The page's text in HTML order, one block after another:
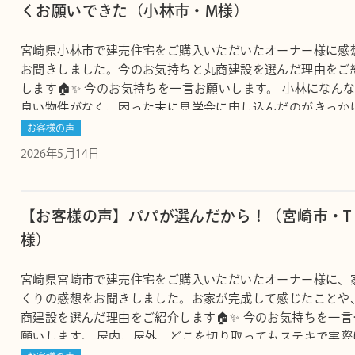
くお願いできた（小林市・M様）
宮崎県小林市で建売住宅をご購入いただいたオーナー様に感
お聞きしました。今のお気持ちと丸商建設を選んだ理由をご
します🏠✨ 今のお気持ちを一言お願いします。 小林になん
良い物件がなく、困った末に見学会に申し込んだのがきっか
した。実家からも息子の小学校からも近く立地的にこれ以上
上に、内装も機能も最高で、これほど好条件の物件に出会え
2026年5月14日
お客様の声
【お客様の声】パパが選んだから！（宮崎市・T
様）
宮崎県宮崎市で建売住宅をご購入いただいたオーナー様に、
くりの感想をお聞きしました。お家が完成して感じたことや
商建設を選んだ理由をご紹介します🏠✨ 今のお気持ちを一言
願いします。 屋内、屋外、どこを切り取ってもステキで実際